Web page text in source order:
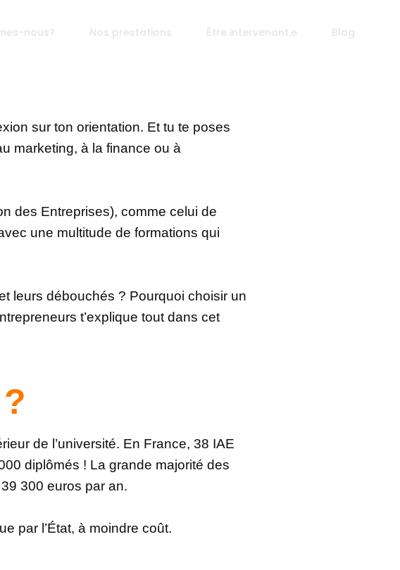
nous? Nos prestations Être intervenant.e Blog
sur ton orientation. Et tu te poses
marketing, à la finance ou à
des Entreprises), comme celui de
une multitude de formations qui
leurs débouchés ? Pourquoi choisir un
t’explique tout dans cet
de l’université. En France, 38 IAE
diplômés ! La grande majorité des
300 euros par an.
par l’État, à moindre coût.